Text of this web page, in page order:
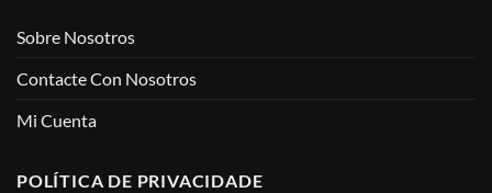
Sobre Nosotros
Contacte Con Nosotros
Mi Cuenta
POLÍTICA DE PRIVACIDADE